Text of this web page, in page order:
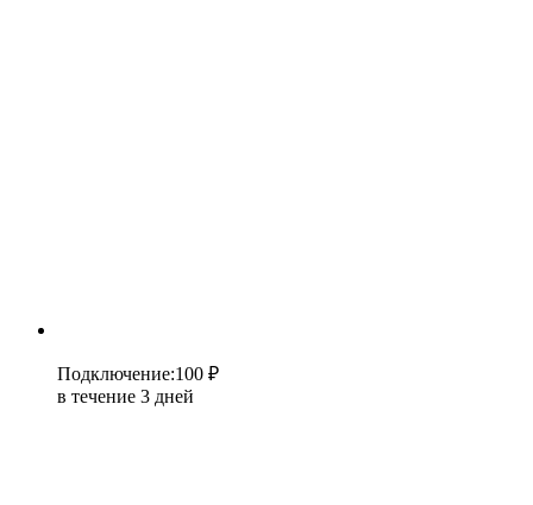
Подключение:100 ₽
в течение 3 дней